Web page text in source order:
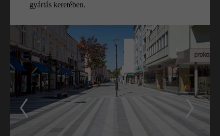
gyártás keretében.